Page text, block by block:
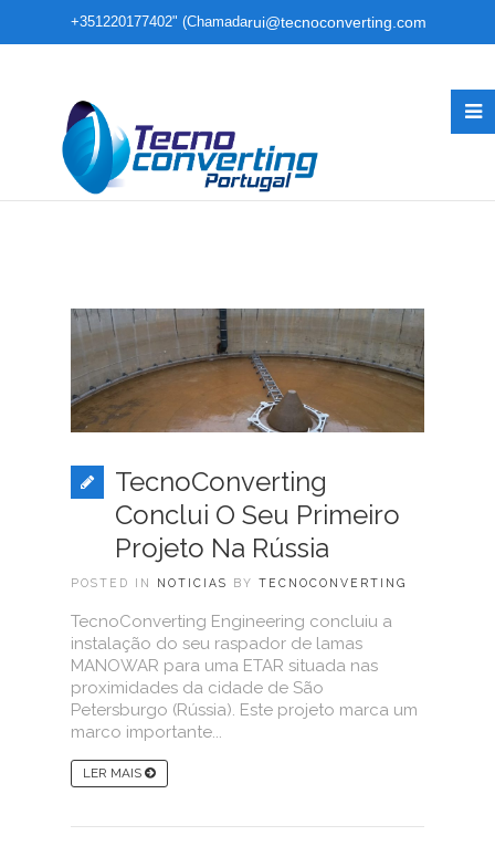
+351220177402" (Chamadarui@tecnoconverting.com
TecnoConverting
Conclui O Seu Primeiro
Projeto Na Rússia
POSTED IN NOTICIAS BY TECNOCONVERTING
TecnoConverting Engineering concluiu a
instalação do seu raspador de lamas
MANOWAR para uma ETAR situada nas
proximidades da cidade de São
Petersburgo (Rússia). Este projeto marca um
marco importante...
LER MAIS